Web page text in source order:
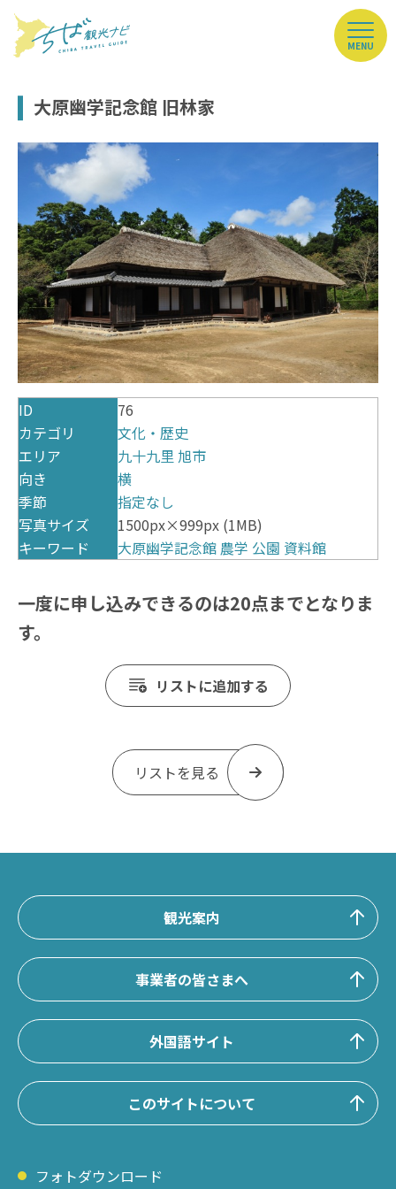
MENU
大原幽学記念館 旧林家
ID
76
カテゴリ
文化・歴史
エリア
九十九里 旭市
向き
横
季節
指定なし
写真サイズ
1500px×999px (1MB)
キーワード
大原幽学記念館 農学 公園 資料館
一度に申し込みできるのは20点までとなりま
す。
リストに追加する
リストを見る
観光案内
事業者の皆さまへ
外国語サイト
このサイトについて
フォトダウンロード